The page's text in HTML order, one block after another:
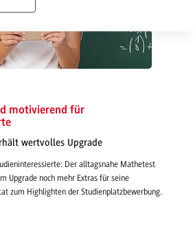
motivierend für
wertvolles Upgrade
Der alltagsnahe Mathetest
Upgrade noch mehr Extras für seine
zum Highlighten der Studienplatzbewerbung.